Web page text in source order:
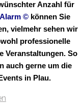
Anzahl für
© können Sie
vielmehr sehen wir
professionelle
Veranstaltungen. So
auch gerne um die
in Plau.